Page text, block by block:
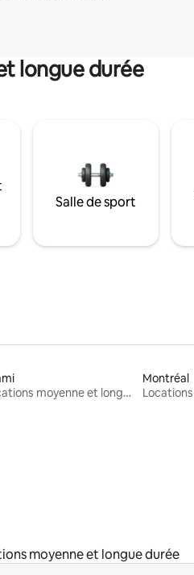
longue durée
Salle de sport
Locations moyenne et longue durée
Montréal
moyenne et longue durée